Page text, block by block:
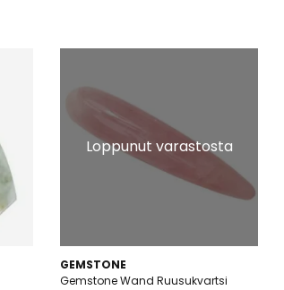
Loppunut varastosta
GEMSTONE
Gemstone Wand Ruusukvartsi